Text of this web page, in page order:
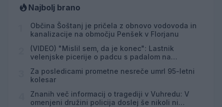
Najbolj brano
Občina Šoštanj je pričela z obnovo vodovoda in
kanalizacije na območju Penšek v Florjanu
(VIDEO) "Mislil sem, da je konec": Lastnik
velenjske picerije o padcu s padalom na
Za posledicami prometne nesreče umrl 95-letni
kolesar
Znanih več informacij o tragediji v Vuhredu: V
omenjeni družini policija doslej še nikoli ni